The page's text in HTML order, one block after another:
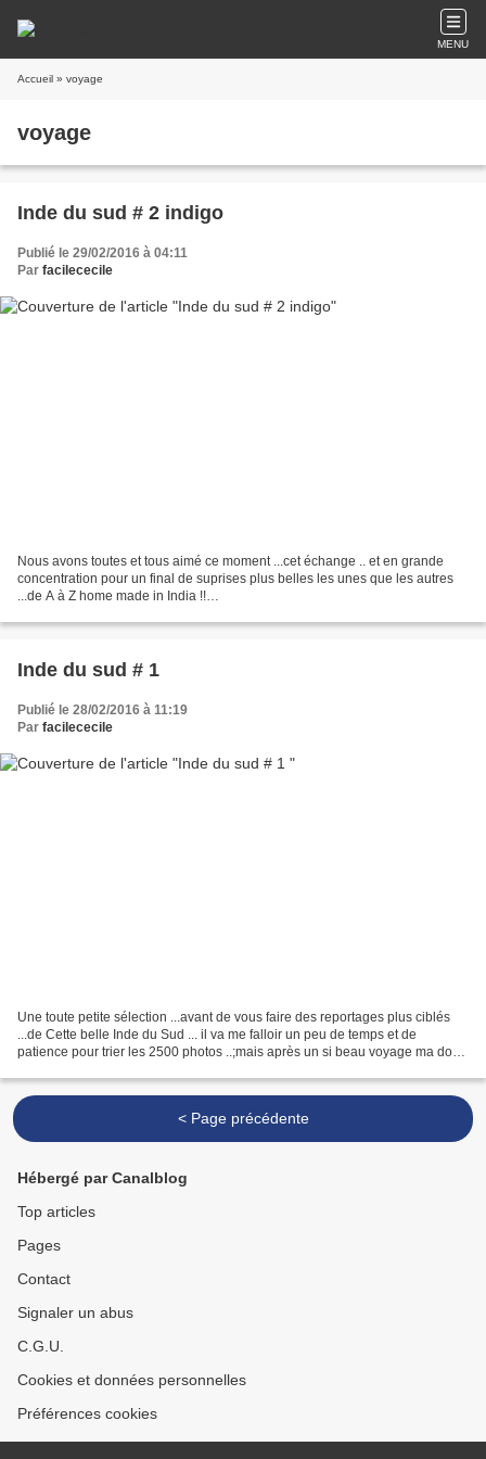
MENU
Accueil » voyage
voyage
Inde du sud # 2 indigo
Publié le 29/02/2016 à 04:11
Par facilececile
Nous avons toutes et tous aimé ce moment ...cet échange .. et en grande
concentration pour un final de suprises plus belles les unes que les autres
...de A à Z home made in India !!
*************...
Inde du sud # 1
Publié le 28/02/2016 à 11:19
Par facilececile
Une toute petite sélection ...avant de vous faire des reportages plus ciblés
...de Cette belle Inde du Sud ... il va me falloir un peu de temps et de
patience pour trier les 2500 photos ..;mais après un si beau voyage ma dose
< Page précédente
Hébergé par Canalblog
Top articles
Pages
Contact
Signaler un abus
C.G.U.
Cookies et données personnelles
Préférences cookies